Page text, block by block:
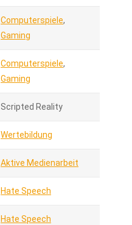
Computerspiele,
Gaming
Computerspiele,
Gaming
Scripted Reality
Wertebildung
Aktive Medienarbeit
Hate Speech
Hate Speech